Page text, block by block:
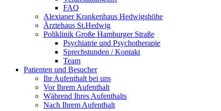
FAQ
Alexianer Krankenhaus Hedwigshöhe
Ärztehaus St.Hedwig
Poliklinik Große Hamburger Straße
Psychiatrie und Psychotherapie
Sprechstunden / Kontakt
Team
Patienten und Besucher
Ihr Aufenthalt bei uns
Vor Ihrem Aufenthalt
Während Ihres Aufenthalts
Nach Ihrem Aufenthalt